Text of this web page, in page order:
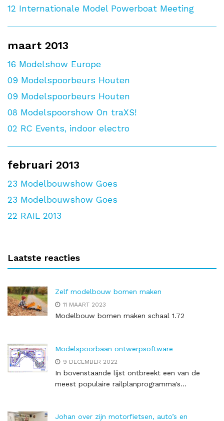
12 Internationale Model Powerboat Meeting
maart 2013
16 Modelshow Europe
09 Modelspoorbeurs Houten
09 Modelspoorbeurs Houten
08 Modelspoorshow On traXS!
02 RC Events, indoor electro
februari 2013
23 Modelbouwshow Goes
23 Modelbouwshow Goes
22 RAIL 2013
Laatste reacties
Zelf modelbouw bomen maken
11 MAART 2023
Modelbouw bomen maken schaal 1.72
Modelspoorbaan ontwerpsoftware
9 DECEMBER 2022
In bovenstaande lijst ontbreekt een van de
meest populaire railplanprogramma's...
Johan over zijn motorfietsen, auto’s en